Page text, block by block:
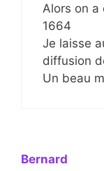
Alors on a
1664
Je laisse
diffusion
Un beau
Bernard